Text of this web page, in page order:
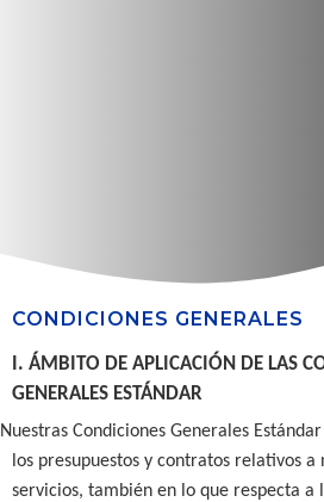
CONDICIONES GENERALES
I. ÁMBITO DE APLICACIÓN DE LAS
GENERALES ESTÁNDAR
Nuestras Condiciones Generales
los presupuestos y contratos relativos a
servicios, también en lo que respecta a